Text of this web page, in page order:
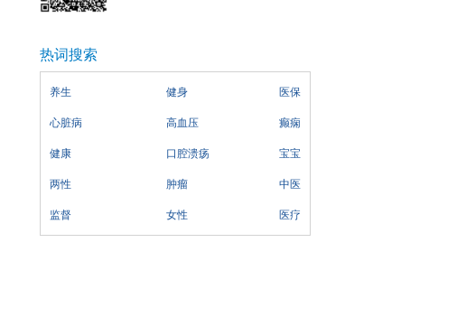
热词搜索
养生 健身 医保
心脏病 高血压 癫痫
健康 口腔溃疡 宝宝
两性 肿瘤 中医
监督 女性 医疗